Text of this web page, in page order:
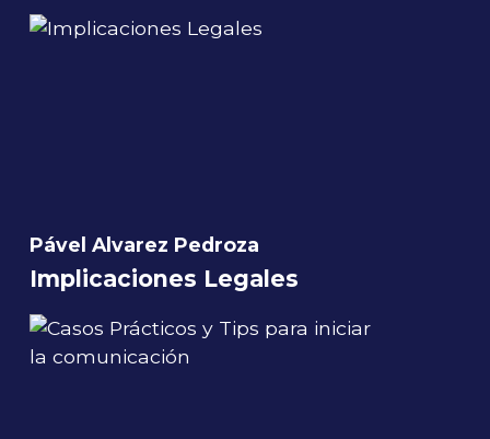
Pável Alvarez Pedroza
Implicaciones Legales